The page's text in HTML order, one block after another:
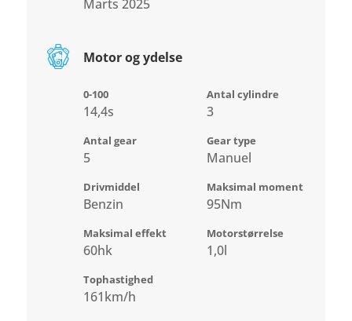
Marts 2025
Motor og ydelse
0-100
14,4s
Antal cylindre
3
Antal gear
5
Gear type
Manuel
Drivmiddel
Benzin
Maksimal moment
95Nm
Maksimal effekt
60hk
Motorstørrelse
1,0l
Tophastighed
161km/h